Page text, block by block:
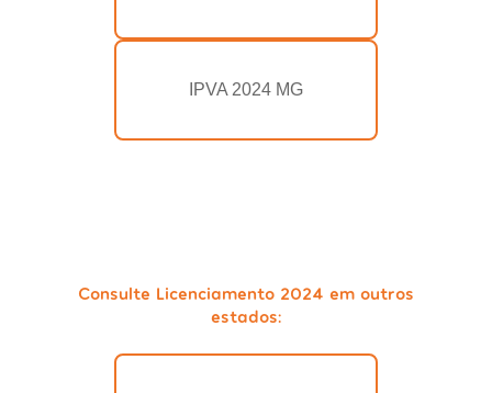
IPVA 2024 MG
Consulte Licenciamento 2024 em outros
estados: